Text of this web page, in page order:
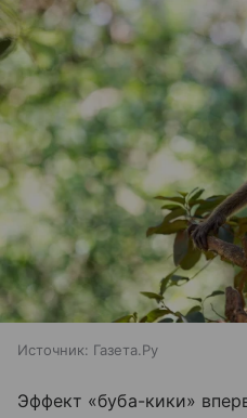
Источник: Газета.Ру
Эффект «буба-кики»